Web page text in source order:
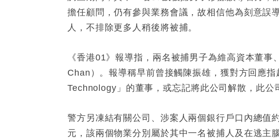
擔任顧問，仍有參與業務會議，故相信他為刻意誤
人，不排除更多人稍後將被捕。
《香港01》報導指，兩名被捕男子為維高資本董
Chan）。報導稱早前曾接觸陳振雄，獲對方回應
Technology」的董事，或忘記將此公司解散，此公
警方另凍結有關公司、涉案人兩個銀行戶口內總
元，該兩個物業分別屬於其中一名被捕人及在逃主腦